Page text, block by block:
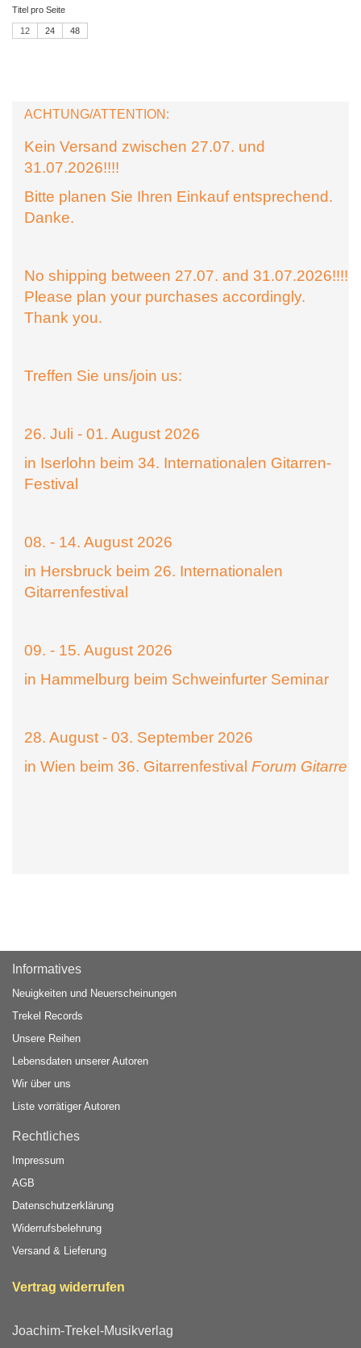
Titel pro Seite
12 24 48
ACHTUNG/ATTENTION:
Kein Versand zwischen 27.07. und
31.07.2026!!!!
Bitte planen Sie Ihren Einkauf entsprechend.
Danke.
No shipping between 27.07. and 31.07.2026!!!!
Please plan your purchases accordingly.
Thank you.
Treffen Sie uns/join us:
26. Juli - 01. August 2026
in Iserlohn beim 34. Internationalen Gitarren-
Festival
08. - 14. August 2026
in Hersbruck beim 26. Internationalen
Gitarrenfestival
09. - 15. August 2026
in Hammelburg beim Schweinfurter Seminar
28. August - 03. September 2026
in Wien beim 36. Gitarrenfestival Forum Gitarre
Informatives
Neuigkeiten und Neuerscheinungen
Trekel Records
Unsere Reihen
Lebensdaten unserer Autoren
Wir über uns
Liste vorrätiger Autoren
Rechtliches
Impressum
AGB
Datenschutzerklärung
Widerrufsbelehrung
Versand & Lieferung
Vertrag widerrufen
Joachim-Trekel-Musikverlag